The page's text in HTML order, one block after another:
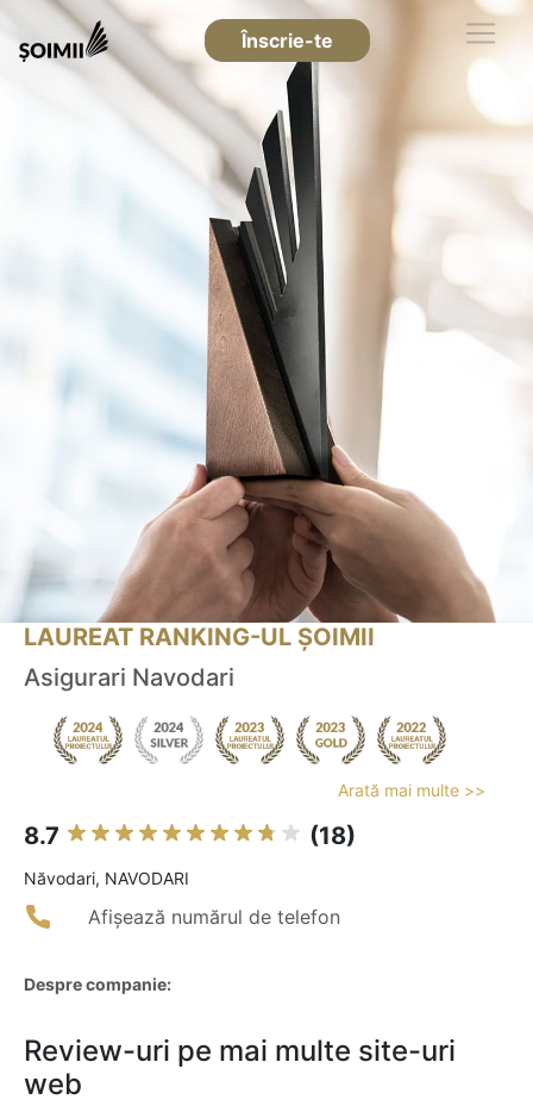
Înscrie-te
LAUREAT RANKING-UL ȘOIMII
Asigurari Navodari
Arată mai multe >>
8.7 (18)
Năvodari, NAVODARI
Afișează numărul de telefon
Despre companie:
Review-uri pe mai multe site-uri
web